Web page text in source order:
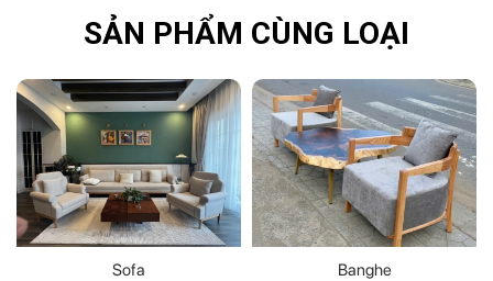
SẢN PHẨM CÙNG LOẠI
Sofa Banghe